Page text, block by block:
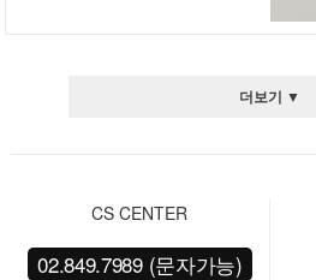
더보기 ▼
CS CENTER
02.849.7989 (문자가능)